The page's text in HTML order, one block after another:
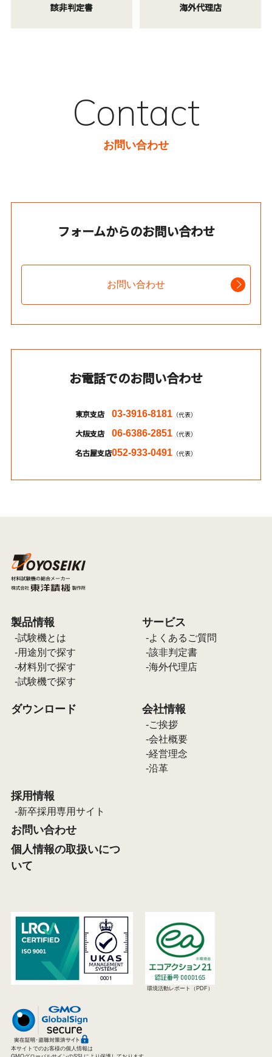
該非判定書 海外代理店
Contact
お問い合わせ
フォームからのお問い合わせ
お問い合わせ
お電話でのお問い合わせ
東京支店 03-3916-8181 （代表）
大阪支店 06-6386-2851 （代表）
名古屋支店052-933-0491 （代表）
製品情報
試験機とは
用途別で探す
材料別で探す
試験機で探す
サービス
よくあるご質問
該非判定書
海外代理店
ダウンロード 会社情報
ご挨拶
会社概要
経営理念
沿革
採用情報
新卒採用専用サイト
お問い合わせ
個人情報の取扱いにつ
いて
環境活動レポート（PDF）
本サイトでのお客様の個人情報は